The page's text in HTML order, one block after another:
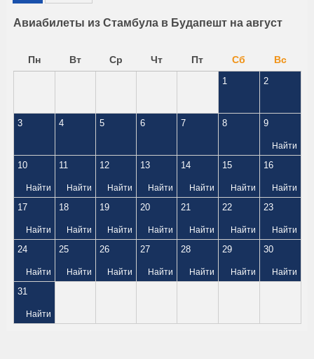
Авиабилеты из Стамбула в Будапешт на август
Пн Вт Ср Чт Пт Сб Вс
1 2
3 4 5 6 7 8 9
Найти
10
Найти
11
Найти
12
Найти
13
Найти
14
Найти
15
Найти
16
Найти
17
Найти
18
Найти
19
Найти
20
Найти
21
Найти
22
Найти
23
Найти
24
Найти
25
Найти
26
Найти
27
Найти
28
Найти
29
Найти
30
Найти
31
Найти